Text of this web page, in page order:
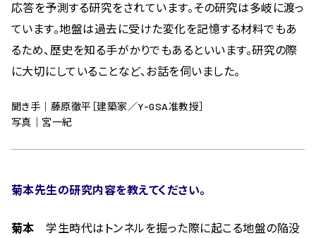
応答を予測する研究をされています。その研究は多岐に渡っ
ています。地盤は過去に受けた変化を記憶する材料でもあ
るため、歴史を知る手がかりでもあるといいます。研究の際
に大切にしていることなど、お話を伺いました。
聞き手｜藤原徹平［建築家／Y-GSA准教授］
写真｜宮一紀
菊本先生の研究内容を教えてください。
菊本 学生時代はトンネルを掘った際に起こる地盤の陥没